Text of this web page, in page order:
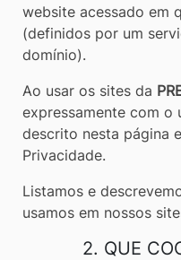
website acessado em
(definidos por um
domínio).
Ao usar os sites da
expressamente com o
descrito nesta página
Privacidade.
Listamos e
usamos em nossos
2. QUE